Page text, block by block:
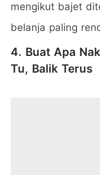
mengikut bajet
belanja paling
4. Buat Apa
Tu, Balik Terus